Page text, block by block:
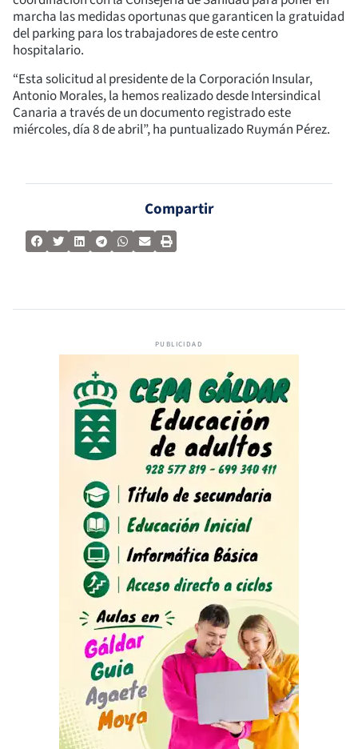
marcha las medidas oportunas que garanticen la gratuidad
del parking para los trabajadores de este centro
hospitalario.
“Esta solicitud al presidente de la Corporación Insular,
Antonio Morales, la hemos realizado desde Intersindical
Canaria a través de un documento registrado este
miércoles, día 8 de abril”, ha puntualizado Ruymán Pérez.
Compartir
PUBLICIDAD